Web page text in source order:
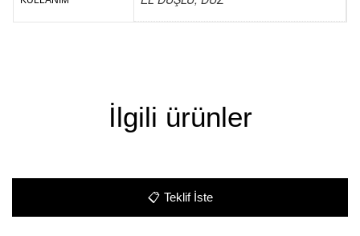
İlgili ürünler
📋 Teklif İste